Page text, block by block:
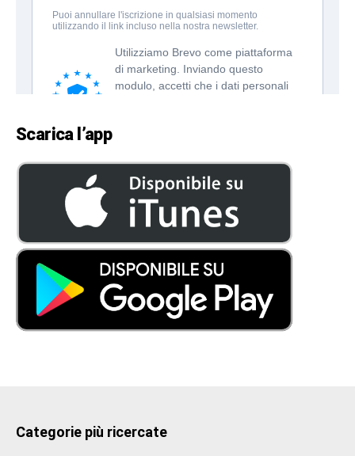
Scarica l’app
Categorie più ricercate